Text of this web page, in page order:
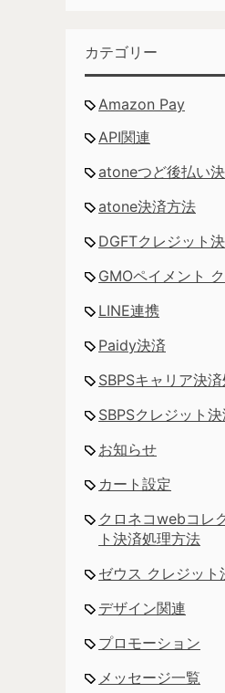
カテゴリー
Amazon Pay
API関連
atoneつど後払い
atone決済方法
DGFTクレジット
GMOペイメント
LINE連携
Paidy決済
SBPSキャリア決
SBPSクレジット
お知らせ
カート設定
クロネコwebコレ
ト決済処理方法
ゼウス クレジット
デザイン関連
プロモーション
メッセージ一覧